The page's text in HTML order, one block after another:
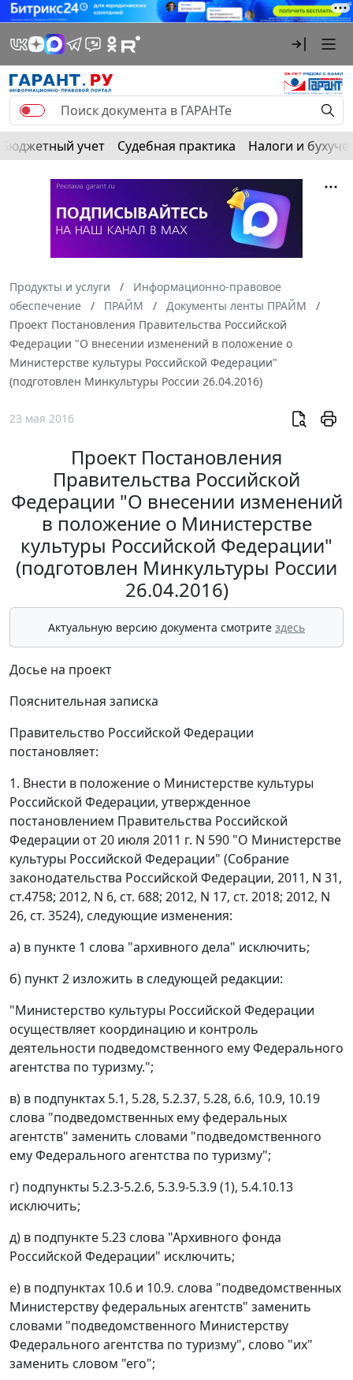
Бюджетный учет Судебная практика Налоги и
Продукты и услуги
Информационно-правовое
обеспечение
ПРАЙМ
Документы ленты ПРАЙМ
Проект Постановления Правительства Российской
Федерации "О внесении изменений в положение о
Министерстве культуры Российской Федерации"
(подготовлен Минкультуры России 26.04.2016)
23 мая 2016
Проект Постановления
Правительства Российской
Федерации "О внесении изменений
в положение о Министерстве
культуры Российской Федерации"
(подготовлен Минкультуры России
26.04.2016)
Актуальную версию документа смотрите здесь
Досье на проект
Пояснительная записка
Правительство Российской Федерации
постановляет:
1. Внести в положение о Министерстве культуры
Российской Федерации, утвержденное
постановлением Правительства Российской
Федерации от 20 июля 2011 г. N 590 "О Министерстве
культуры Российской Федерации" (Собрание
законодательства Российской Федерации, 2011, N 31,
ст.4758; 2012, N 6, ст. 688; 2012, N 17, ст. 2018; 2012, N
26, ст. 3524), следующие изменения:
а) в пункте 1 слова "архивного дела" исключить;
б) пункт 2 изложить в следующей редакции:
"Министерство культуры Российской Федерации
осуществляет координацию и контроль
деятельности подведомственного ему Федерального
агентства по туризму.";
в) в подпунктах 5.1, 5.28, 5.2.37, 5.28, 6.6, 10.9, 10.19
слова "подведомственных ему федеральных
агентств" заменить словами "подведомственного
ему Федерального агентства по туризму";
г) подпункты 5.2.3-5.2.6, 5.3.9-5.3.9 (1), 5.4.10.13
исключить;
д) в подпункте 5.23 слова "Архивного фонда
Российской Федерации" исключить;
е) в подпунктах 10.6 и 10.9. слова "подведомственных
Министерству федеральных агентств" заменить
словами "подведомственного Министерству
Федерального агентства по туризму", слово "их"
заменить словом "его";